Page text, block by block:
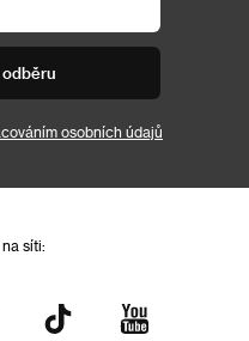
odběru
osobních údajů
síti: